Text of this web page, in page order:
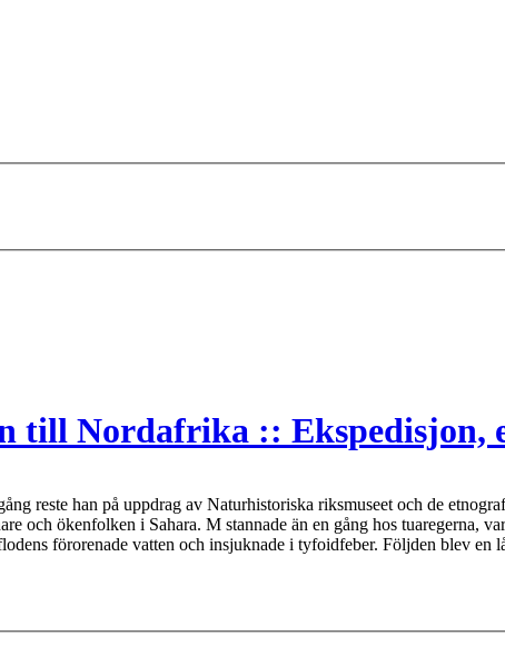
till Nordafrika :: Ekspedisjon,
reste han på uppdrag av Naturhistoriska riksmuseet och de
och ökenfolken i Sahara. M stannade än en gång hos tuaregerna,
förorenade vatten och insjuknade i tyfoidfeber. Följden blev en